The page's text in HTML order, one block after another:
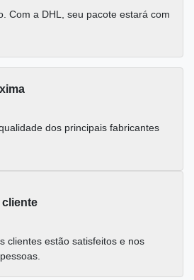
Com a DHL, seu pacote estará com
dos principais fabricantes
clientes estão satisfeitos e nos